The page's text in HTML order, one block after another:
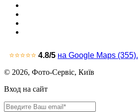
⭐⭐⭐⭐⭐ 4.8/5 на Google Maps (355).
© 2026, Фото-Сервіс, Київ
Вход на сайт